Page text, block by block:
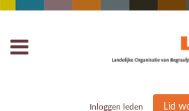
Inloggen leden Lid